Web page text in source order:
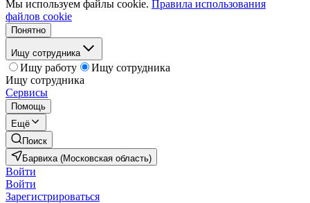
Мы используем файлы cookie. Правила использования
файлов cookie
Понятно
Ищу сотрудника
Ищу работу
Ищу сотрудника
Ищу сотрудника
Сервисы
Помощь
Ещё
Поиск
Барвиха (Московская область)
Войти
Войти
Зарегистрироваться